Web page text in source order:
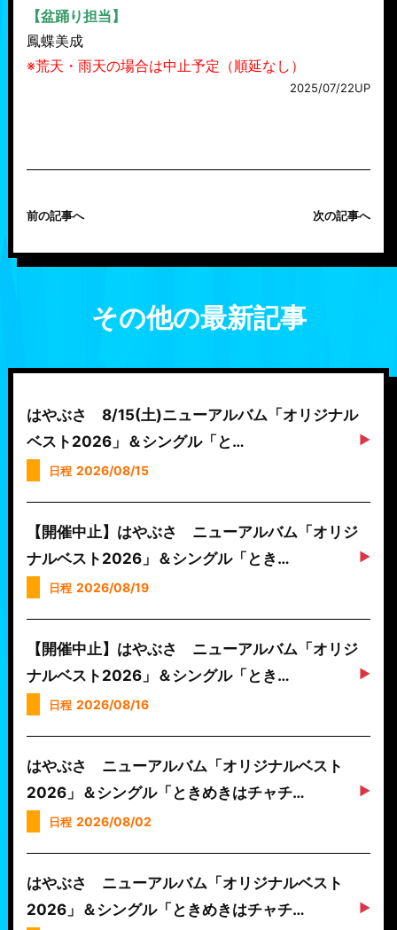
【盆踊り担当】
鳳蝶美成
※荒天・雨天の場合は中止予定（順延なし）
2025/07/22UP
前の記事へ 次の記事へ
その他の最新記事
はやぶさ 8/15(土)ニューアルバム「オリジナル
ベスト2026」＆シングル「と…
日程 2026/08/15
【開催中止】はやぶさ ニューアルバム「オリジ
ナルベスト2026」＆シングル「とき…
日程 2026/08/19
【開催中止】はやぶさ ニューアルバム「オリジ
ナルベスト2026」＆シングル「とき…
日程 2026/08/16
はやぶさ ニューアルバム「オリジナルベスト
2026」＆シングル「ときめきはチャチ…
日程 2026/08/02
はやぶさ ニューアルバム「オリジナルベスト
2026」＆シングル「ときめきはチャチ…